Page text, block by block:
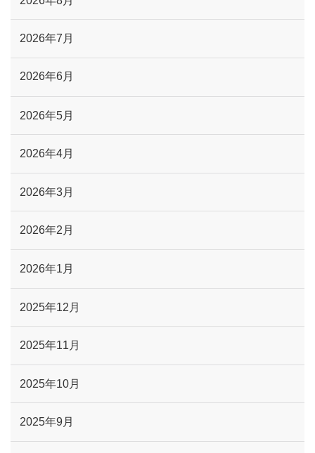
2026年7月
2026年6月
2026年5月
2026年4月
2026年3月
2026年2月
2026年1月
2025年12月
2025年11月
2025年10月
2025年9月